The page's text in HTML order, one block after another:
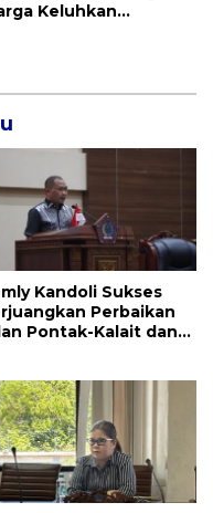
Keluhkan
Kandoli Sukses
Perbaikan
Pontak-Kalait dan